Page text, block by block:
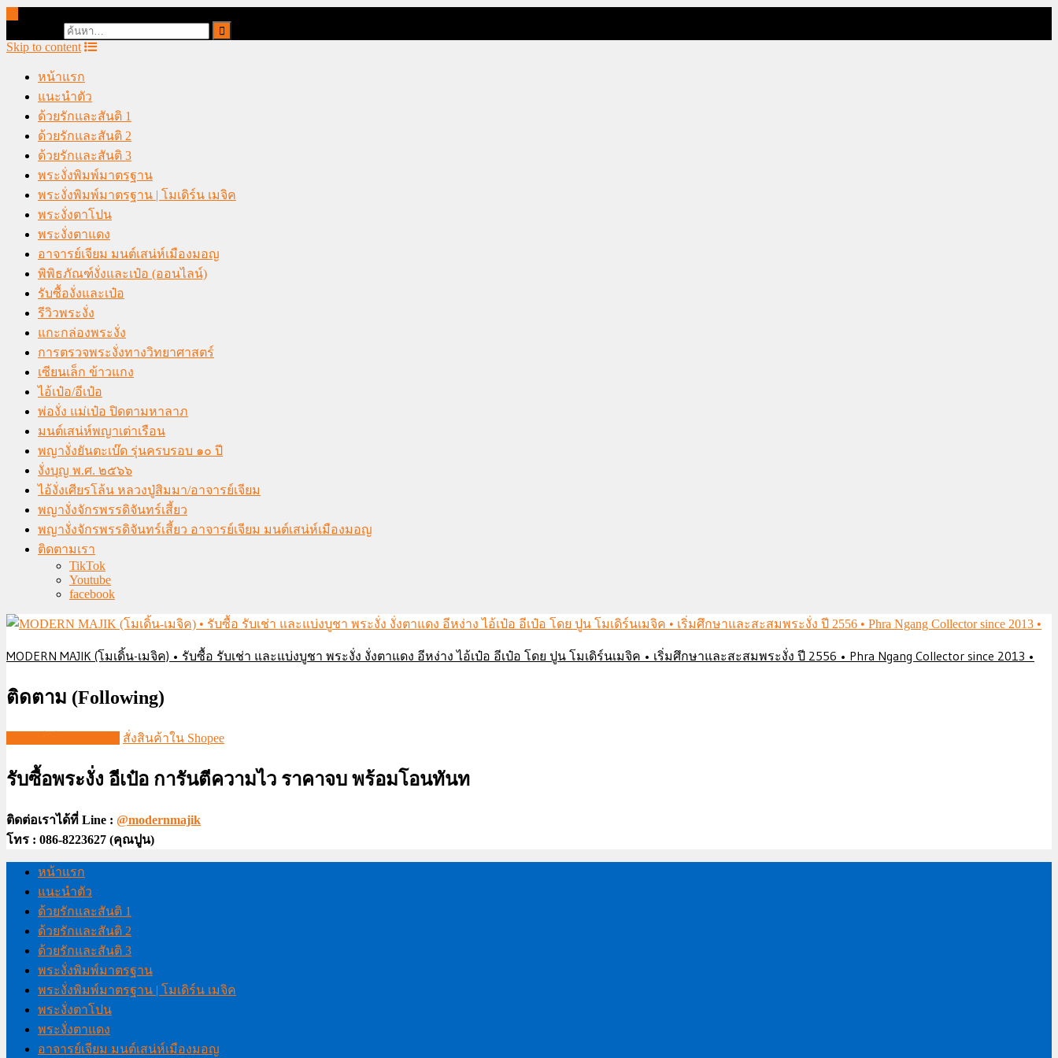
Skip to content
หน้าแรก
แนะนำตัว
ด้วยรักและสันติ 1
ด้วยรักและสันติ 2
ด้วยรักและสันติ 3
พระงั่งพิมพ์มาตรฐาน
พระงั่งพิมพ์มาตรฐาน | โมเดิร์น เมจิค
พระงั่งตาโปน
พระงั่งตาแดง
อาจารย์เจียม มนต์เสน่ห์เมืองมอญ
พิพิธภัณฑ์งั่งและเป๋อ (ออนไลน์)
รับซื้องั่งและเป๋อ
รีวิวพระงั่ง
แกะกล่องพระงั่ง
การตรวจพระงั่งทางวิทยาศาสตร์
เซียนเล็ก ข้าวแกง
ไอ้เป๋อ/อีเป๋อ
พ่องั่ง แม่เป๋อ ปิดตามหาลาภ
มนต์เสน่ห์พญาเต่าเรือน
พญางั่งยันตะเบ๊ด รุ่นครบรอบ ๑๐ ปี
งั่งบุญ พ.ศ. ๒๕๖๖
ไอ้งั่งเศียรโล้น หลวงปู่สิมมา/อาจารย์เจียม
พญางั่งจักรพรรดิจันทร์เสี้ยว
พญางั่งจักรพรรดิจันทร์เสี้ยว อาจารย์เจียม มนต์เสน่ห์เมืองมอญ
ติดตามเรา
TikTok
Youtube
facebook
MODERN MAJIK (โมเดิ้น-เมจิค) • รับซื้อ รับเช่า และแบ่งบูชา พระงั่ง งั่งตาแดง อีหง่าง ไอ้เป๋อ อีเป๋อ โดย ปูน โมเดิร์นเมจิค • เริ่มศึกษาและสะสมพระงั่ง ปี 2556 • Phra Ngang Collector since 2013 •
ติดตาม (Following)
สั่งสินค้าใน Shopee
รับซื้อพระงั่ง อีเป๋อ การันตีความไว ราคาจบ พร้อมโอนทันท
ติดต่อเราได้ที่ Line : @modernmajik
โทร : 086-8223627 (คุณปูน)
หน้าแรก
แนะนำตัว
ด้วยรักและสันติ 1
ด้วยรักและสันติ 2
ด้วยรักและสันติ 3
พระงั่งพิมพ์มาตรฐาน
พระงั่งพิมพ์มาตรฐาน | โมเดิร์น เมจิค
พระงั่งตาโปน
พระงั่งตาแดง
อาจารย์เจียม มนต์เสน่ห์เมืองมอญ